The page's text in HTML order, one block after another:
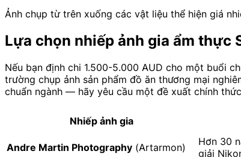
Ảnh chụp từ trên xuống các vật liệu thể hiện giá
Lựa chọn nhiếp ảnh gia ẩm thực
Nếu bạn định chi 1.500-5.000 AUD cho một buổi
trường chụp ảnh sản phẩm đồ ăn thương mại
chuẩn ngành — hãy yêu cầu một đề xuất chính
Nhiếp ảnh gia
Andre Martin Photography (Artarmon)
Hơn 30
giải